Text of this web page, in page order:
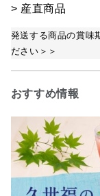
> 産直商品
発送する商品の賞味
ださい＞＞
おすすめ情報